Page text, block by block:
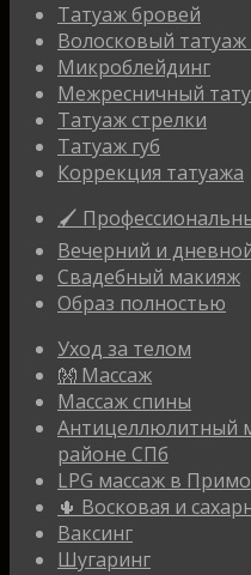
Татуаж бровей
Волосковый
Микроблейдинг
Межресничный
Татуаж стрелки
Татуаж губ
Коррекция татуажа
🖌
Вечерний и
Свадебный макияж
Образ полностью
Уход за телом
👐 Массаж
Массаж спины
Антицеллюлитный
районе СПб
LPG массаж в
🌵 Восковая и
Ваксинг
Шугаринг